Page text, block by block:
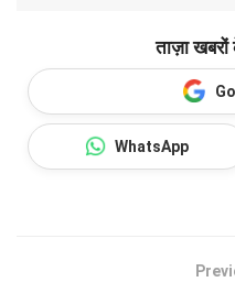
ताज़ा
WhatsApp